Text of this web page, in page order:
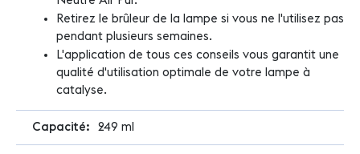
Retirez le brûleur de la lampe si vous ne l'utilisez pas
pendant plusieurs semaines.
L'application de tous ces conseils vous garantit une
qualité d'utilisation optimale de votre lampe à
catalyse.
249 ml